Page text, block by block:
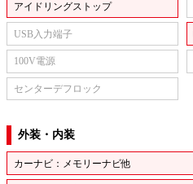
アイドリングストップ
USB入力端子
100V電源
センターデフロック
外装・内装
カーナビ：メモリーナビ他